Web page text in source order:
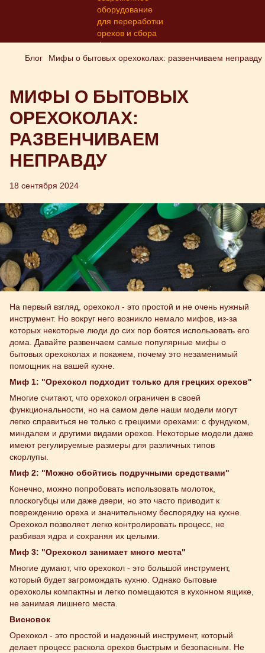
Блог Мифы о бытовых орехоколах: развенчиваем неправду
МИФЫ О БЫТОВЫХ
ОРЕХОКОЛАХ:
РАЗВЕНЧИВАЕМ
НЕПРАВДУ
18 сентября 2024
На первый взгляд, орехокол - это простой и не очень нужный
инструмент. Но вокруг него возникло немало мифов, из-за
которых некоторые люди до сих пор боятся использовать его
дома. Давайте развенчаем самые популярные мифы о
бытовых орехоколах и покажем, почему это незаменимый
помощник на вашей кухне.
Миф 1: "Орехокол подходит только для грецких орехов"
Многие считают, что орехокол ограничен в своей
функциональности, но на самом деле наши модели могут
легко справиться не только с грецкими орехами: с фундуком,
миндалем и другими видами орехов. Некоторые модели даже
имеют регулируемые размеры для различных типов
скорлупы.
Миф 2: "Можно обойтись подручными средствами"
Конечно, можно попробовать использовать молоток,
плоскогубцы или даже двери, но это часто приводит к
повреждению ореха и значительному беспорядку на кухне.
Орехокол позволяет легко контролировать процесс, не
разбивая ядра и сохраняя их целыми.
Миф 3: "Орехокол занимает много места"
Многие думают, что орехокол - это большой инструмент,
который будет загромождать кухню. Однако бытовые
орехоколы компактны и легко помещаются в кухонном ящике,
не занимая лишнего места.
Висновок
Орехокол - это простой и надежный инструмент, который
делает процесс раскола орехов быстрым и безопасным. Не